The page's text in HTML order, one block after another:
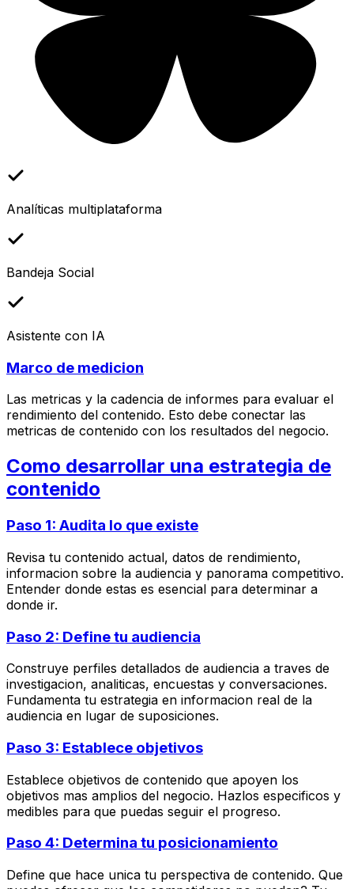
Analíticas multiplataforma
Bandeja Social
Asistente con IA
Marco de medicion
Las metricas y la cadencia de informes para evaluar el
rendimiento del contenido. Esto debe conectar las
metricas de contenido con los resultados del negocio.
Como desarrollar una estrategia de
contenido
Paso 1: Audita lo que existe
Revisa tu contenido actual, datos de rendimiento,
informacion sobre la audiencia y panorama competitivo.
Entender donde estas es esencial para determinar a
donde ir.
Paso 2: Define tu audiencia
Construye perfiles detallados de audiencia a traves de
investigacion, analiticas, encuestas y conversaciones.
Fundamenta tu estrategia en informacion real de la
audiencia en lugar de suposiciones.
Paso 3: Establece objetivos
Establece objetivos de contenido que apoyen los
objetivos mas amplios del negocio. Hazlos especificos y
medibles para que puedas seguir el progreso.
Paso 4: Determina tu posicionamiento
Define que hace unica tu perspectiva de contenido. Que